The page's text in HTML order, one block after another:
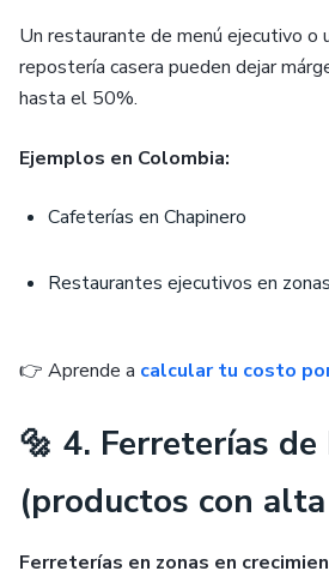
Un restaurante de menú ejecutivo o
repostería casera pueden dejar
hasta el 50%.
Ejemplos en Colombia:
Cafeterías en Chapinero
Restaurantes ejecutivos en
👉 Aprende a calcular tu costo
🔩 4. Ferreterías
(productos con
Ferreterías en zonas en